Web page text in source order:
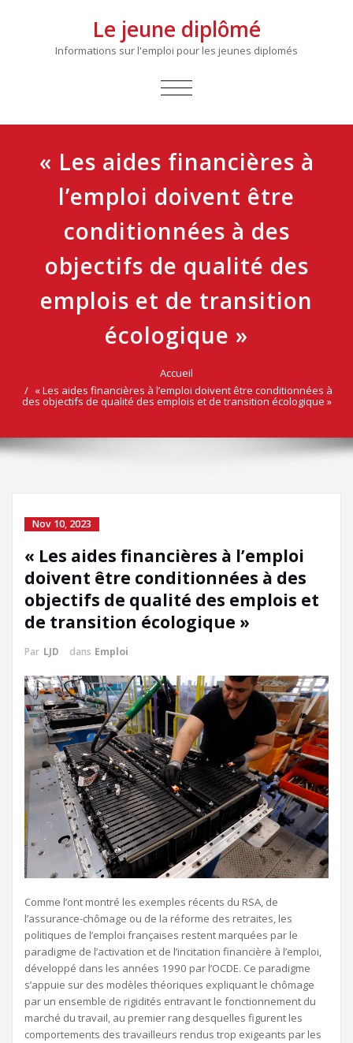
Le jeune diplômé
Informations sur l'emploi pour les jeunes diplomés
AFFICHER/MASQUER
« Les aides financières à
l’emploi doivent être
conditionnées à des
objectifs de qualité des
emplois et de transition
écologique »
Accueil
« Les aides financières à l’emploi doivent être conditionnées à
des objectifs de qualité des emplois et de transition écologique »
Nov 10, 2023
« Les aides financières à l’emploi
doivent être conditionnées à des
objectifs de qualité des emplois et
de transition écologique »
Par LJD dans Emploi
Comme l’ont montré les exemples récents du RSA, de
l’assurance-chômage ou de la réforme des retraites, les
politiques de l’emploi françaises restent marquées par le
paradigme de l’activation et de l’incitation financière à l’emploi,
développé dans les années 1990 par l’OCDE. Ce paradigme
s’appuie sur des modèles théoriques expliquant le chômage
par un ensemble de rigidités entravant le fonctionnement du
marché du travail, au premier rang desquelles figurent les
comportements des travailleurs rendus trop exigeants par les